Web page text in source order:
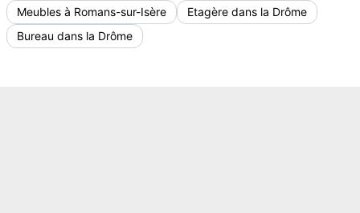
Meubles à Romans-sur-Isère
Etagère dans la Drôme
Bureau dans la Drôme